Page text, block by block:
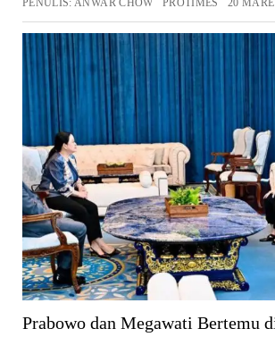
PENULIS: ANWAR CHOW PROTIMES 20
Prabowo dan Megawati Bertemu